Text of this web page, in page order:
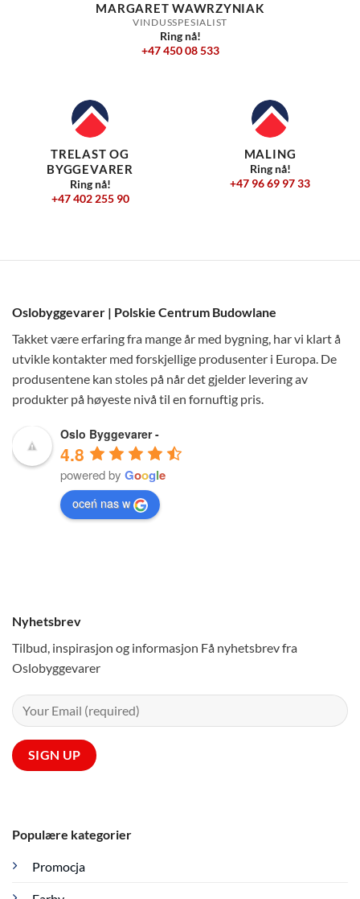
MARGARET WAWRZYNIAK
VINDUSSPESIALIST
Ring nå!
+47 450 08 533
TRELAST OG
BYGGEVARER
Ring nå!
+47 402 255 90
MALING
Ring nå!
+47 96 69 97 33
Oslobyggevarer | Polskie Centrum Budowlane
Takket være erfaring fra mange år med bygning, har vi klart å
utvikle kontakter med forskjellige produsenter i Europa. De
produsentene kan stoles på når det gjelder levering av
produkter på høyeste nivå til en fornuftig pris.
Oslo Byggevarer -
4.8
powered by Google
oceń nas w
Populære kategorier
Promocja
Nyhetsbrev
Tilbud, inspirasjon og informasjon Få nyhetsbrev fra
Oslobyggevarer